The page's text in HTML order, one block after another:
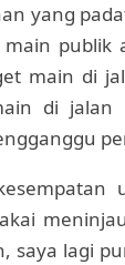
yang
main di
di jalan
lagi